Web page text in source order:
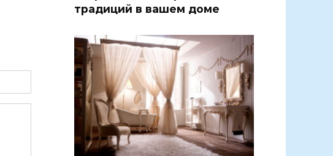
традиций в вашем доме